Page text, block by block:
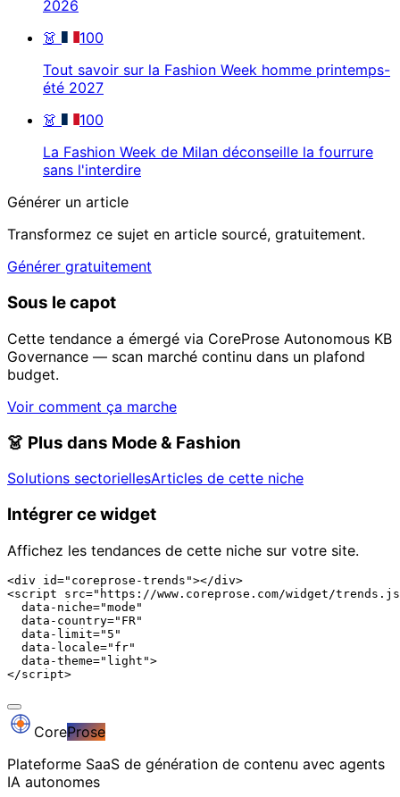
2026
👗
100
Tout savoir sur la Fashion Week homme printemps-
été 2027
👗
100
La Fashion Week de Milan déconseille la fourrure
sans l'interdire
Générer un article
Transformez ce sujet en article sourcé, gratuitement.
Générer gratuitement
Sous le capot
Cette tendance a émergé via CoreProse Autonomous KB
Governance — scan marché continu dans un plafond
budget.
Voir comment ça marche
👗 Plus dans Mode & Fashion
Solutions sectoriellesArticles de cette niche
Intégrer ce widget
Affichez les tendances de cette niche sur votre site.
<div id="coreprose-trends"></div>
<script src="https://www.coreprose.com/widget/
  data-niche="mode"
  data-country="FR"
  data-limit="5"
  data-locale="fr"
  data-theme="light">
</script>
CoreProse
Plateforme SaaS de génération de contenu avec agents
IA autonomes